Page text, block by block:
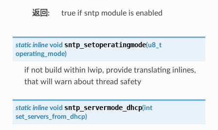
返回 true if sntp module is enabled
static inline void sntp_setoperatingmode(u8_t
operating_mode)
if not build within lwip, provide translating inlines,
that will warn about thread safety
static inline void sntp_servermode_dhcp(int
set_servers_from_dhcp)